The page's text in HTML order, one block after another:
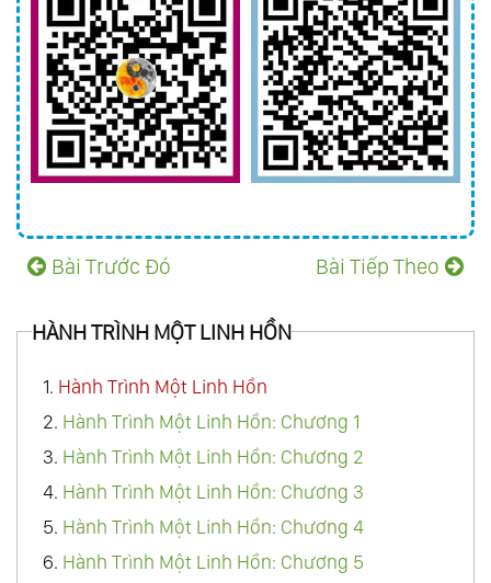
Bài Trước Đó Bài Tiếp Theo
HÀNH TRÌNH MỘT LINH HỒN
1. Hành Trình Một Linh Hồn
2. Hành Trình Một Linh Hồn: Chương 1
3. Hành Trình Một Linh Hồn: Chương 2
4. Hành Trình Một Linh Hồn: Chương 3
5. Hành Trình Một Linh Hồn: Chương 4
6. Hành Trình Một Linh Hồn: Chương 5